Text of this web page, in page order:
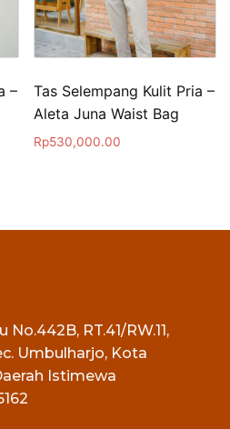
–
Tas Selempang Kulit Pria –
Aleta Juna Waist Bag
Rp530,000.00
No.442B, RT.41/RW.11,
Umbulharjo, Kota
Istimewa